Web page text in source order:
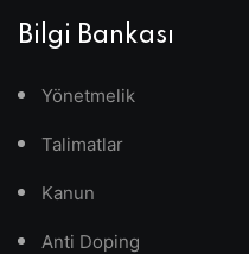
Bilgi Bankası
Yönetmelik
Talimatlar
Kanun
Anti Doping